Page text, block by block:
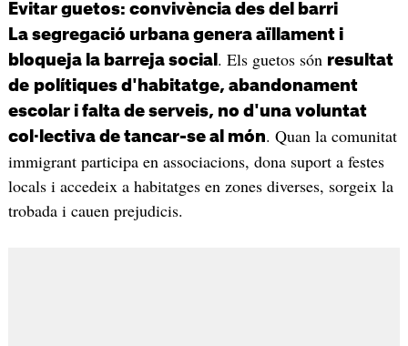
Evitar guetos: convivència des del barri
La segregació urbana genera aïllament i
bloqueja la barreja social . Els guetos són resultat
de polítiques d'habitatge, abandonament
escolar i falta de serveis, no d'una voluntat
col·lectiva de tancar-se al món. Quan la comunitat
immigrant participa en associacions, dona suport a festes
locals i accedeix a habitatges en zones diverses, sorgeix la
trobada i cauen prejudicis.